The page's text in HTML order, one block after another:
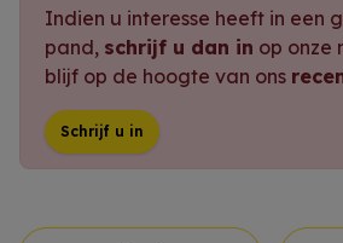
Indien u interesse heeft in een
pand, schrijf u dan in op onze
blijf op de hoogte van ons
Schrijf u in